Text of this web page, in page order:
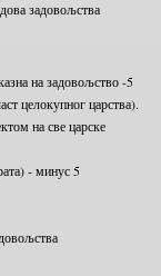
задовољства
на задовољство -5
целокупног царства).
на све царске
- минус 5